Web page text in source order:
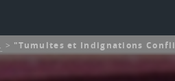
> "Tumultes et Indignations